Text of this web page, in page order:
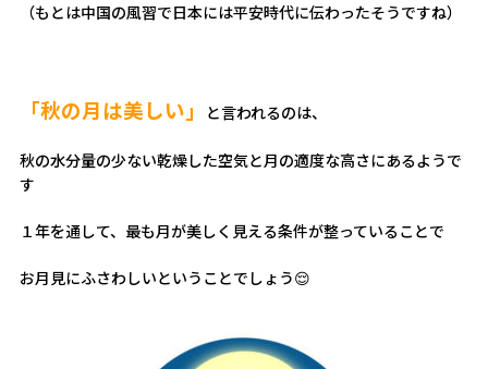
（もとは中国の風習で日本には平安時代に伝わったそうですね）
「秋の月は美しい」 と言われるのは、
秋の水分量の少ない乾燥した空気と月の適度な高さにあるようで
す
１年を通して、最も月が美しく見える条件が整っていることで
お月見にふさわしいということでしょう😌